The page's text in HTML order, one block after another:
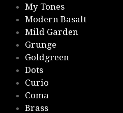
My Tones
Modern Basalt
Mild Garden
Grunge
Goldgreen
Dots
Curio
Coma
Brass